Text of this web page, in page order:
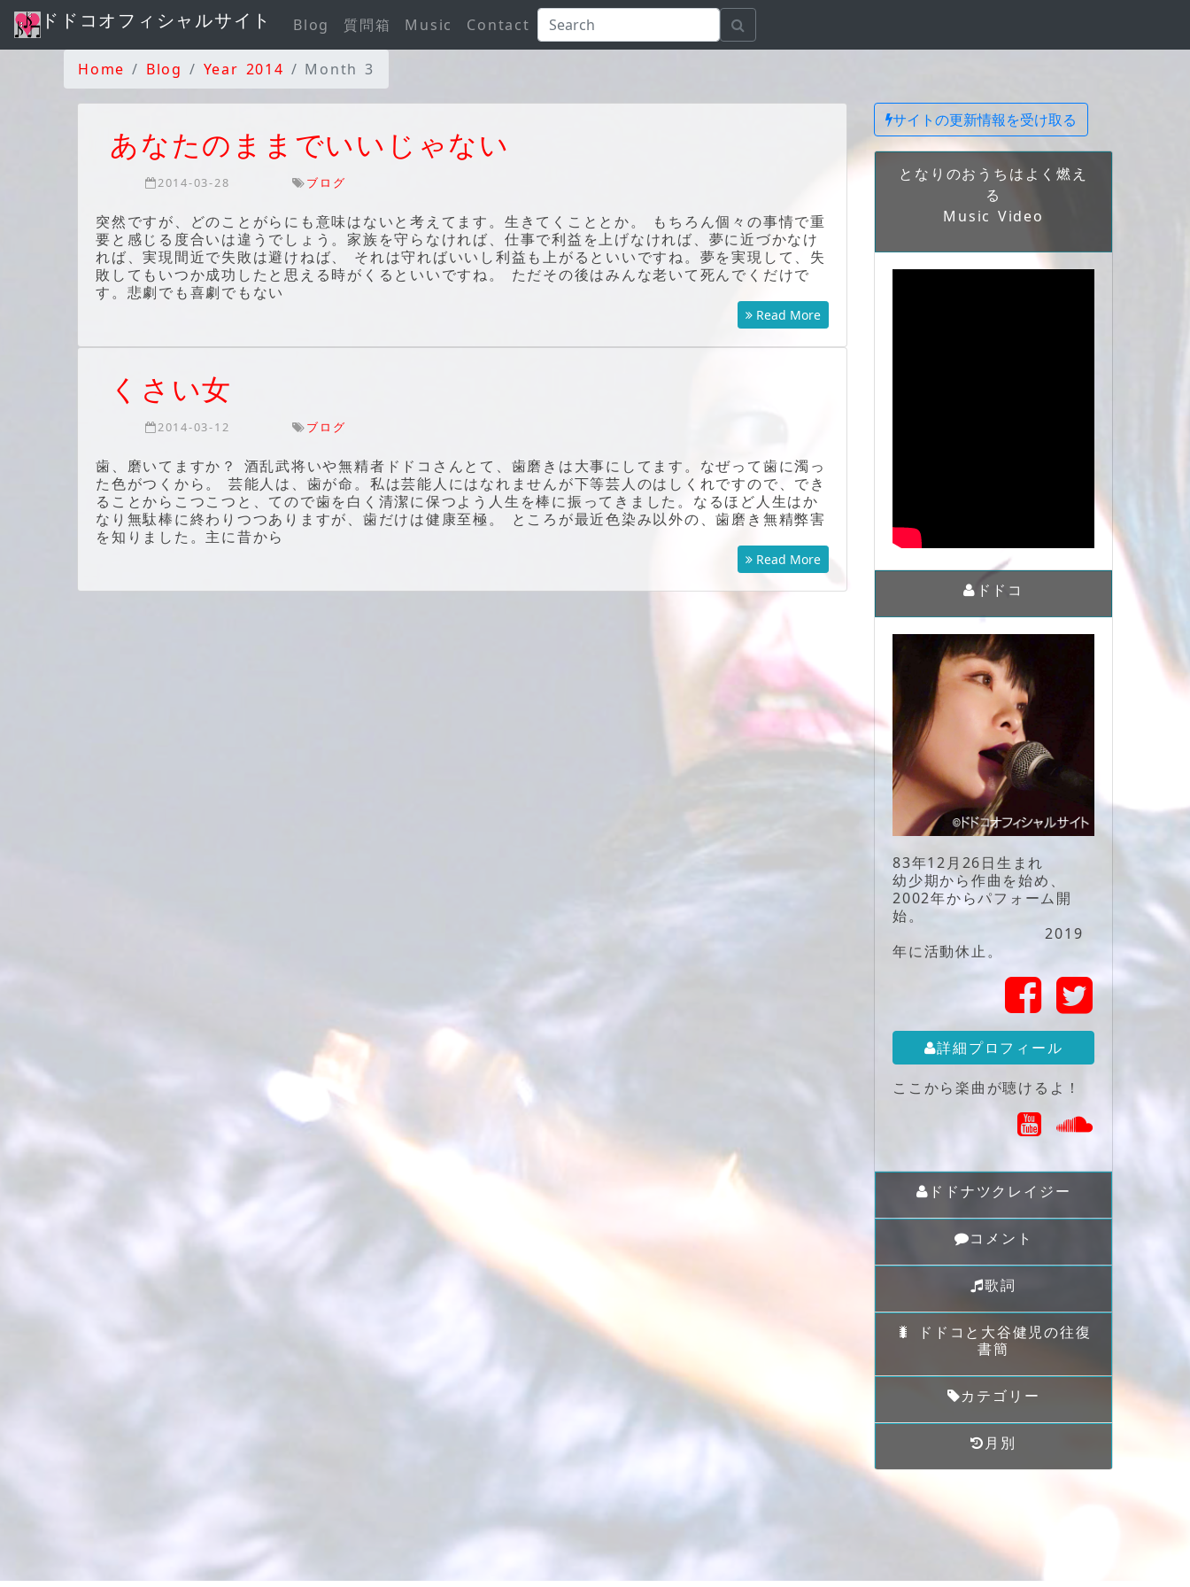
ドドコオフィシャルサイト Blog 質問箱 Music Contact
Home Blog Year 2014 Month 3
あなたのままでいいじゃない
2014-03-28 ブログ
突然ですが、どのことがらにも意味はないと考えてます。生きてくこととか。 もちろん個々の事情で重
要と感じる度合いは違うでしょう。家族を守らなければ、仕事で利益を上げなければ、夢に近づかなけ
れば、実現間近で失敗は避けねば、 それは守ればいいし利益も上がるといいですね。夢を実現して、失
敗してもいつか成功したと思える時がくるといいですね。 ただその後はみんな老いて死んでくだけで
す。悲劇でも喜劇でもない
Read More
くさい女
2014-03-12 ブログ
歯、磨いてますか？ 酒乱武将いや無精者ドドコさんとて、歯磨きは大事にしてます。なぜって歯に濁っ
た色がつくから。 芸能人は、歯が命。私は芸能人にはなれませんが下等芸人のはしくれですので、でき
ることからこつこつと、てので歯を白く清潔に保つよう人生を棒に振ってきました。なるほど人生はか
なり無駄棒に終わりつつありますが、歯だけは健康至極。 ところが最近色染み以外の、歯磨き無精弊害
を知りました。主に昔から
Read More
サイトの更新情報を受け取る
となりのおうちはよく燃え
る
Music Video
ドドコ
83年12月26日生まれ
幼少期から作曲を始め、
2002年からパフォーム開
始。
2019
年に活動休止。
詳細プロフィール
ここから楽曲が聴けるよ！
ドドナツクレイジー
コメント
歌詞
🐛 ドドコと大谷健児の往復
書簡
カテゴリー
月別